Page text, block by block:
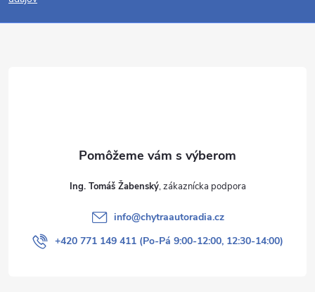
Ing. Tomáš Žabenský
info@chytraautoradia.cz
+420 771 149 411 (Po-Pá 9:00-12:00, 12:30-14:00)